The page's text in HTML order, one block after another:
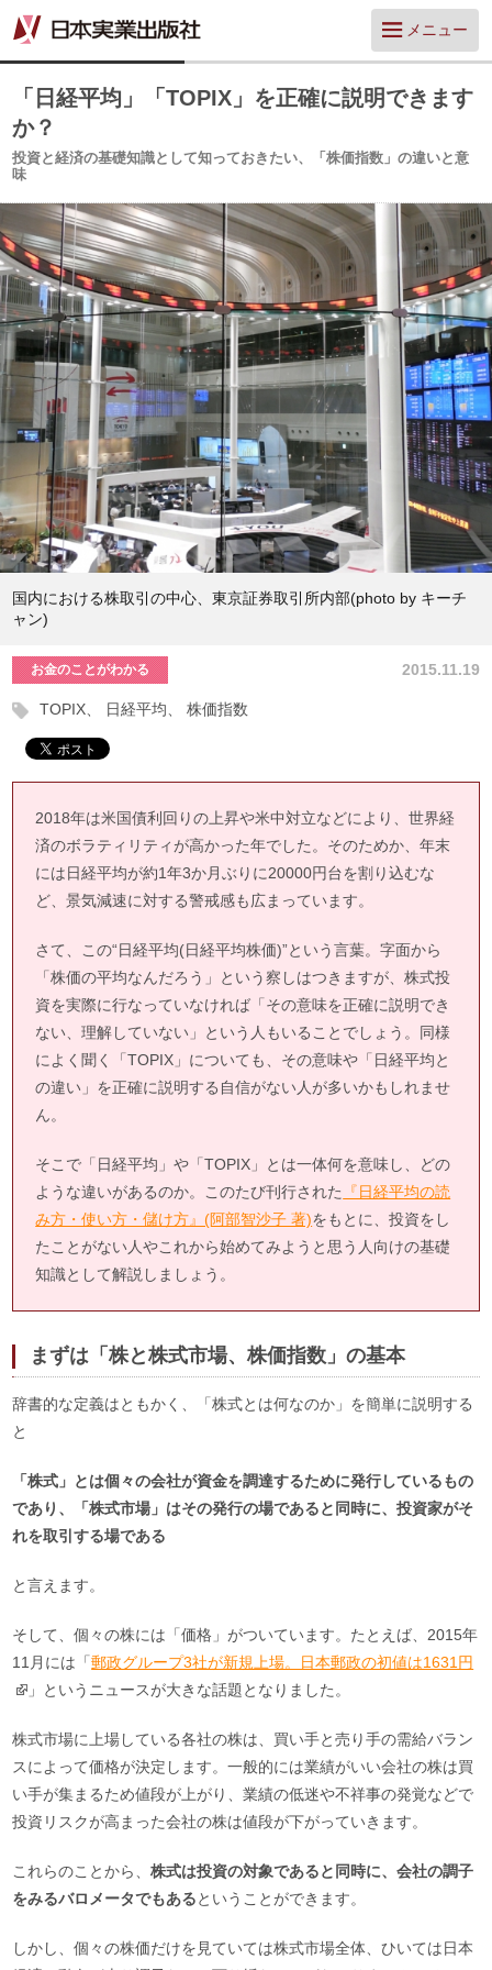
メニュー
「日経平均」「TOPIX」を正確に説明できます
か？
投資と経済の基礎知識として知っておきたい、「株価指数」の違いと意
味
国内における株取引の中心、東京証券取引所内部(photo by キーチ
ャン)
2015.11.19
お金のことがわかる
TOPIX 日経平均 株価指数
2018年は米国債利回りの上昇や米中対立などにより、世界経
済のボラティリティが高かった年でした。そのためか、年末
には日経平均が約1年3か月ぶりに20000円台を割り込むな
ど、景気減速に対する警戒感も広まっています。
さて、この“日経平均(日経平均株価)”という言葉。字面から
「株価の平均なんだろう」という察しはつきますが、株式投
資を実際に行なっていなければ「その意味を正確に説明でき
ない、理解していない」という人もいることでしょう。同様
によく聞く「TOPIX」についても、その意味や「日経平均と
の違い」を正確に説明する自信がない人が多いかもしれませ
ん。
そこで「日経平均」や「TOPIX」とは一体何を意味し、どの
ような違いがあるのか。このたび刊行された
『日経平均の読
み方・使い方・儲け方』(阿部智沙子 著)をもとに、投資をし
たことがない人やこれから始めてみようと思う人向けの基礎
知識として解説しましょう。
まずは「株と株式市場、株価指数」の基本
辞書的な定義はともかく、「株式とは何なのか」を簡単に説明する
と
「株式」とは個々の会社が資金を調達するために発行しているもの
であり、「株式市場」はその発行の場であると同時に、投資家がそ
れを取引する場である
と言えます。
そして、個々の株には「価格」がついています。たとえば、2015年
11月には「郵政グループ3社が新規上場。日本郵政の初値は1631円
」というニュースが大きな話題となりました。
株式市場に上場している各社の株は、買い手と売り手の需給バラン
スによって価格が決定します。一般的には業績がいい会社の株は買
い手が集まるため値段が上がり、業績の低迷や不祥事の発覚などで
投資リスクが高まった会社の株は値段が下がっていきます。
これらのことから、株式は投資の対象であると同時に、会社の調子
をみるバロメータでもあるということができます。
しかし、個々の株価だけを見ていては株式市場全体、ひいては日本